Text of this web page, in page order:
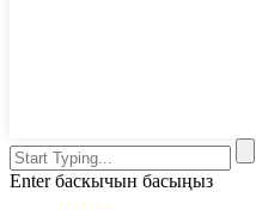
Enter баскычын басыңыз